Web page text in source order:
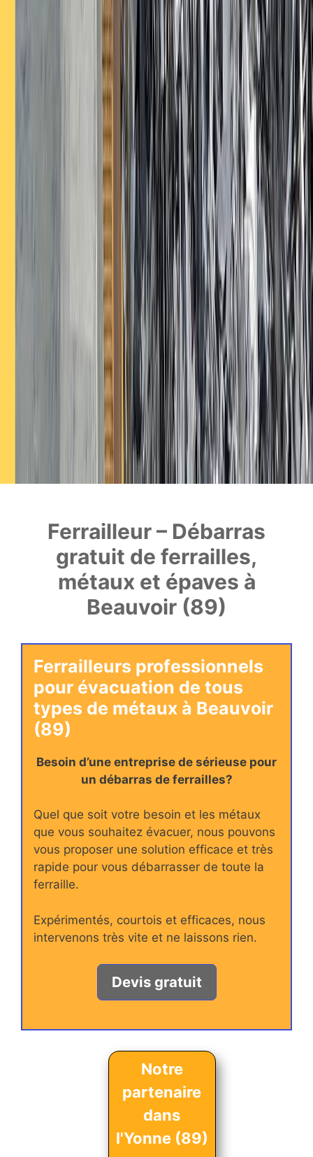
Ferrailleur – Débarras
gratuit de ferrailles,
métaux et épaves à
Beauvoir (89)
Ferrailleurs professionnels
pour évacuation de tous
types de métaux à Beauvoir
(89)
Besoin d’une entreprise de sérieuse pour
un débarras de ferrailles?
Quel que soit votre besoin et les métaux
que vous souhaitez évacuer, nous pouvons
vous proposer une solution efficace et très
rapide pour vous débarrasser de toute la
ferraille.
Expérimentés, courtois et efficaces, nous
intervenons très vite et ne laissons rien.
Devis gratuit
Notre
partenaire
dans
l'Yonne (89)